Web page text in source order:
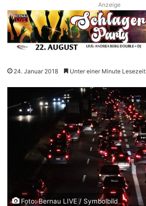
Anzeige
24. Januar 2018 Unter einer Minute Lesezeit
Foto: Bernau LIVE / Symbolbild